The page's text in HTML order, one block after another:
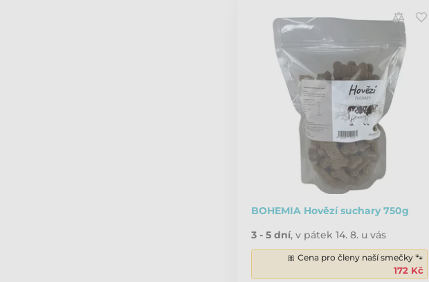
BOHEMIA Hovězí suchary 750g
3 - 5 dní, v pátek 14. 8. u vás
🎀 Cena pro členy naší smečky 🐾
172 Kč